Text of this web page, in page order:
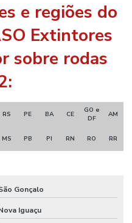
e regiões do
Extintores
sobre rodas
RS PE BA CE
GO e
DF
AM
MS PB PI RN RO RR
Gonçalo
Iguaçu